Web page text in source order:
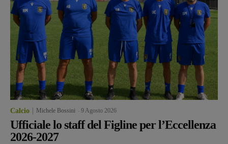
Calcio Michele Bossini 9 Agosto 2026
Ufficiale lo staff del Figline per l’Eccellenza
2026-2027